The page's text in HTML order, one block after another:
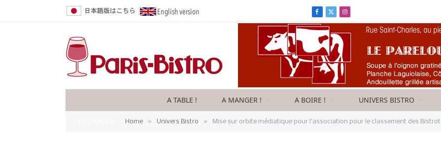
Facebook
X
(Twitter)
Instagram
A TABLE ! A MANGER ! A BOIRE ! UNIVERS BISTRO
Home » Univers Bistro » Mise sur orbite médiatique pour l’association pour le classement des